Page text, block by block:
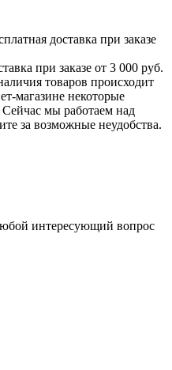
доставка при заказе
при заказе от 3 000 руб.
товаров происходит
магазине некоторые
Сейчас мы работаем над
за возможные неудобства.
интересующий вопрос